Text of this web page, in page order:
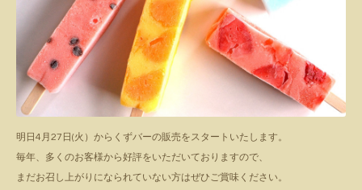
明日4月27日(火）からくずバーの販売をスタートいたします。
毎年、多くのお客様から好評をいただいておりますので、
まだお召し上がりになられていない方はぜひご賞味ください。